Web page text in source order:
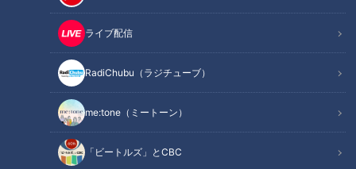
ライブ配信
RadiChubu（ラジチューブ）
me:tone（ミートーン）
「ビートルズ」とCBC